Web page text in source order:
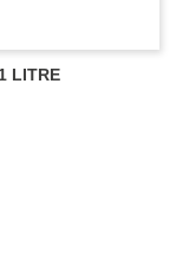
LITRE